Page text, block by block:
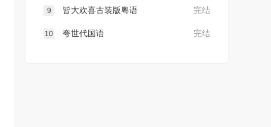
完结
9 皆大欢喜古装版粤语
完结
10 夸世代国语